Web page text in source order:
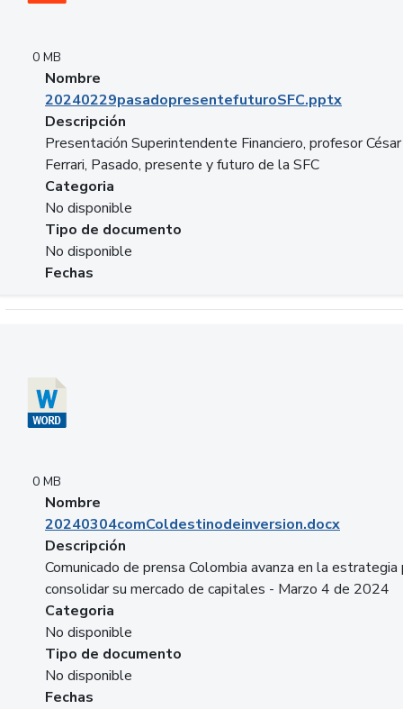
0 MB
Nombre
20240229pasadopresentefuturoSFC.pptx
Descripción
Presentación Superintendente Financiero, profesor César
Ferrari, Pasado, presente y futuro de la SFC
Categoria
No disponible
Tipo de documento
No disponible
Fechas
0 MB
Nombre
20240304comColdestinodeinversion.docx
Descripción
Comunicado de prensa Colombia avanza en la estrategia
consolidar su mercado de capitales - Marzo 4 de 2024
Categoria
No disponible
Tipo de documento
No disponible
Fechas